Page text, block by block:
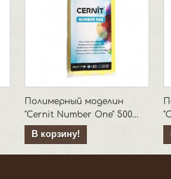
Полимерный моделин
"Cernit Number One" 500...
В корзину!